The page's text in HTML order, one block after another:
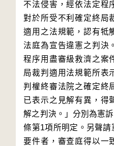
不法侵害，經依法定程
對於所受不利確定終局
適用之法規範，認有牴
法庭為宣告違憲之判決
程序用盡審級救濟之案
局裁判適用法規範所表
判權終審法院之確定終
已表示之見解有異，得
解之判決。」分別為憲
條第1項所明定。另聲
要件者，審查庭得以一